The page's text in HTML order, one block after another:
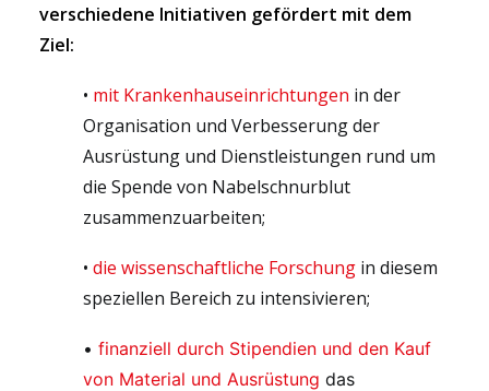
verschiedene Initiativen gefördert mit dem
Ziel:
• mit Krankenhauseinrichtungen in der
Organisation und Verbesserung der
Ausrüstung und Dienstleistungen rund um
die Spende von Nabelschnurblut
zusammenzuarbeiten;
• die wissenschaftliche Forschung in diesem
speziellen Bereich zu intensivieren;
• finanziell durch Stipendien und den Kauf
von Material und Ausrüstung das